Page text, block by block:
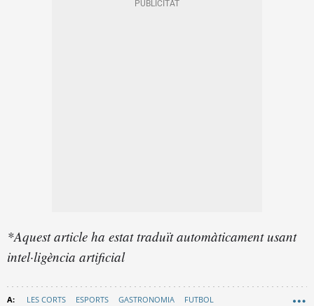
*Aquest article ha estat traduït automàticament usant
intel·ligència artificial
LES CORTS ESPORTS GASTRONOMIA FUTBOL